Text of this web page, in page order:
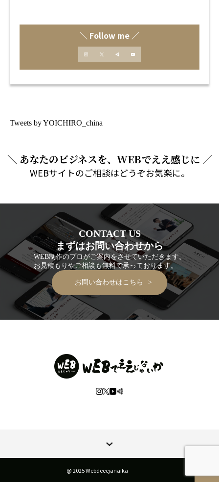
＼ Follow me ／
Tweets by YOICHIRO_china
＼ あなたのビジネスを、WEBでええ感じに ／
WEBサイトのご相談はどうぞお気楽に。
CONTACT US
まずはお問い合わせから
WEB制作のプロがご案内をさせていただきます。
お見積もりやご相談も無料で承っております。
お問い合わせはこちら
@ 2025 Webdeeejanaika